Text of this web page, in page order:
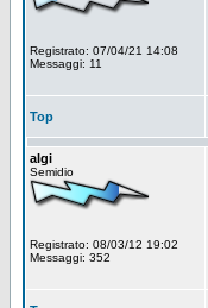
Registrato: 07/04/21 14:08
Messaggi: 11
Top
algi
Semidio
Registrato: 08/03/12 19:02
Messaggi: 352